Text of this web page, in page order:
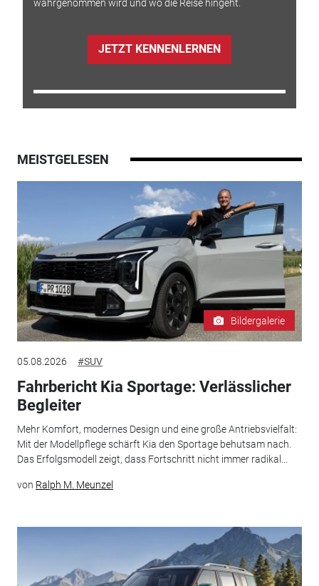
wahrgenommen wird und wo die Reise hingeht.
JETZT KENNENLERNEN
MEISTGELESEN
Bildergalerie
05.08.2026 #SUV
Fahrbericht Kia Sportage: Verlässlicher
Begleiter
Mehr Komfort, modernes Design und eine große Antriebsvielfalt:
Mit der Modellpflege schärft Kia den Sportage behutsam nach.
Das Erfolgsmodell zeigt, dass Fortschritt nicht immer radikal...
von Ralph M. Meunzel